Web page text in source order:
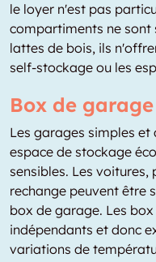
le loyer n'est pas
compartiments ne sont
lattes de bois, ils
self-stockage ou les
Box de
Les garages simples
espace de stockage
sensibles. Les voitures,
rechange peuvent être
box de garage. Les
indépendants et donc
variations de